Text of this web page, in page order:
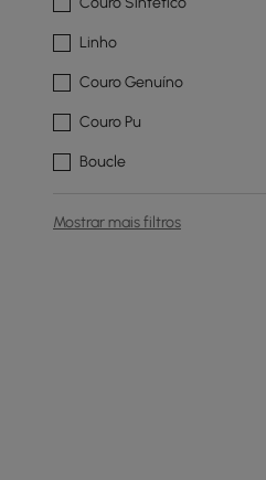
Linho
Couro Genuíno
Couro Pu
Boucle
Mostrar mais filtros